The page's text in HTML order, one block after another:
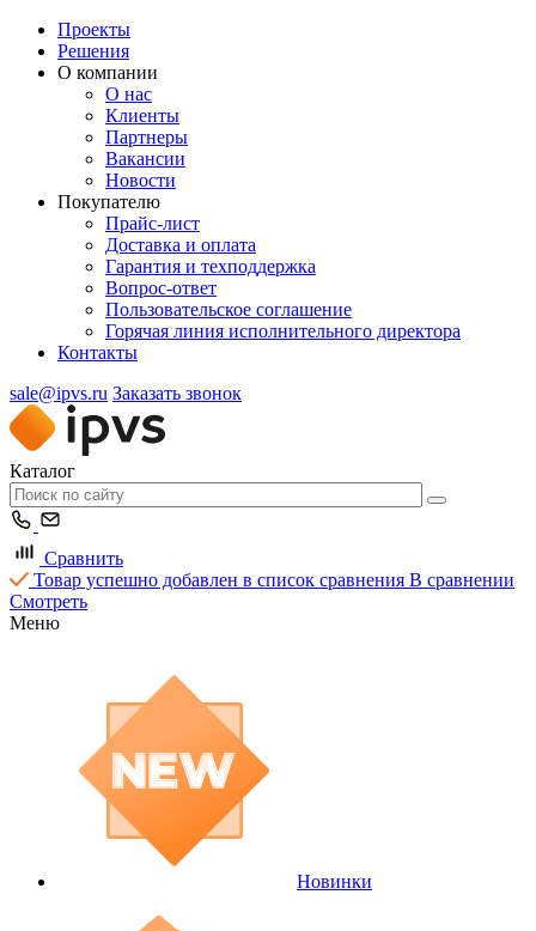
Проекты
Решения
О компании
О нас
Клиенты
Партнеры
Вакансии
Новости
Покупателю
Прайс-лист
Доставка и оплата
Гарантия и техподдержка
Вопрос-ответ
Пользовательское соглашение
Горячая линия исполнительного директора
Контакты
sale@ipvs.ru Заказать звонок
Каталог
Сравнить
Товар успешно добавлен в список сравнения В сравнении
Смотреть
Меню
Новинки